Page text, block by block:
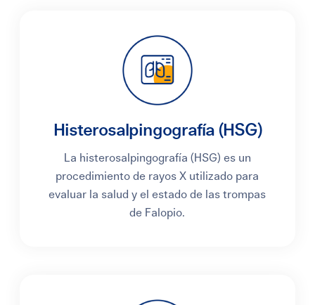
Histerosalpingografía (HSG)
La histerosalpingografía (HSG) es un
procedimiento de rayos X utilizado para
evaluar la salud y el estado de las trompas
de Falopio.